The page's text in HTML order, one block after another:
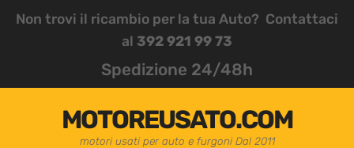
Non trovi il ricambio per la tua Auto? Contattaci
al 392 921 99 73
Spedizione 24/48h
MOTOREUSATO.COM
motori usati per auto e furgoni Dal 2011